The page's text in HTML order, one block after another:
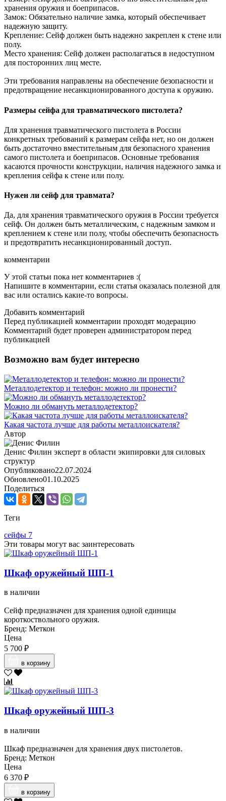
хранения оружия и боеприпасов.
Замок: Обязательно наличие замка, который обеспечивает
надежную защиту.
Крепление: Сейф должен быть надежно закреплен к стене или
полу.
Место хранения: Сейф должен располагаться в недоступном
для посторонних лиц месте.
Эти требования направлены на обеспечение безопасности и
предотвращение несанкционированного доступа к оружию.
Размеры сейфа для травматического пистолета?
Для хранения травматического пистолета в России
конкретных требований к размерам сейфа нет, но он должен
быть достаточно вместительным для безопасного хранения
самого пистолета и боеприпасов. Основные требования
касаются прочности конструкции, наличия надежного замка и
крепления сейфа к стене или полу.
Нужен ли сейф для травмата?
Да, для хранения травматического оружия в России требуется
сейф. Он должен быть металлическим, с надежным замком и
креплением к стене или полу, чтобы обеспечить безопасность
и предотвратить несанкционированный доступ.
комментарии
У этой статьи пока нет комментариев :(
Напишите в комментарии, если статья оказалась полезной для
вас или остались какие-то вопросы.
Добавить комментарий
Перед публикацией комментарии проходят модерацию
Комментарий будет проверен администратором перед
публикацией
Возможно вам будет интересно
Металлодетектор и телефон: можно ли пронести?
Можно ли обмануть металлодетектор?
Какая частота лучше для работы металлоискателя?
Автор
Денис Филин эксперт в области экипировки для силовых
структур
Опубликовано22.07.2024
Обновлено01.10.2025
Поделиться
Теги
сейфы 7
Эти товары могут вас заинтересовать
Шкаф оружейный ШП-1
в наличии
Сейф предназначен для хранения одной единицы
короткоствольного оружия.
Бренд: Меткон
Цена
5 700 ₽
в корзину
Шкаф оружейный ШП-3
в наличии
Шкаф предназначен для хранения двух пистолетов.
Бренд: Меткон
Цена
6 370 ₽
в корзину